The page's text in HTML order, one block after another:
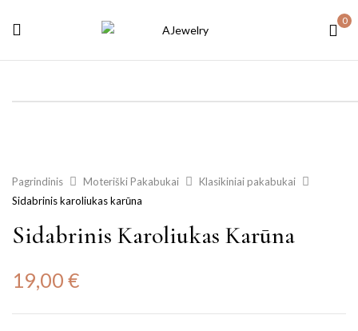
0
Pagrindinis Moteriški Pakabukai
Klasikiniai pakabukai
Sidabrinis karoliukas karūna
Sidabrinis Karoliukas Karūna
19,00 €